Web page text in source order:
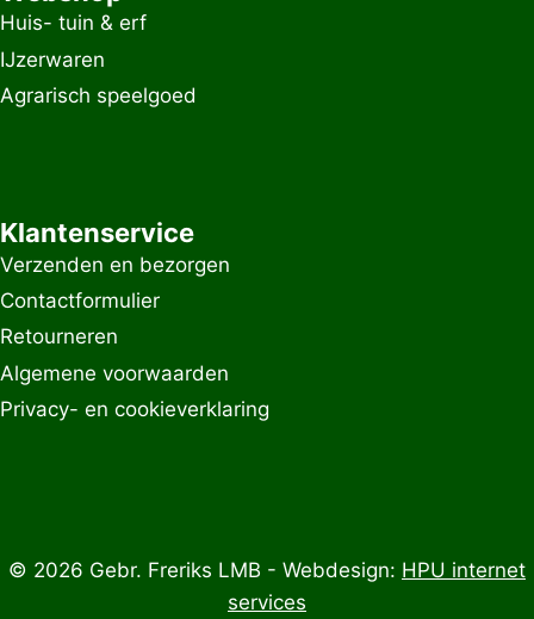
Huis- tuin & erf
IJzerwaren
Agrarisch speelgoed
Klantenservice
Verzenden en bezorgen
Contactformulier
Retourneren
Algemene voorwaarden
Privacy- en cookieverklaring
© 2026 Gebr. Freriks LMB - Webdesign: HPU internet
services